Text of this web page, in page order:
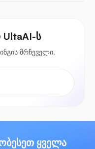
UltaAI-ს
მრჩეველი.
ყველა